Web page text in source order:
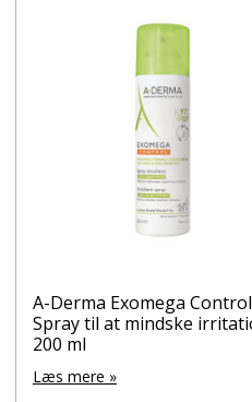
A-Derma Exomega Control
Spray til at mindske
200 ml
Læs mere »